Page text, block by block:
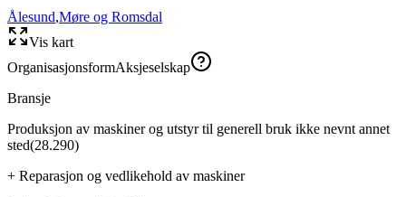
Ålesund,Møre og Romsdal
Vis kart
OrganisasjonsformAksjeselskap
Bransje
Produksjon av maskiner og utstyr til generell bruk ikke nevnt annet
sted(28.290)
+ Reparasjon og vedlikehold av maskiner